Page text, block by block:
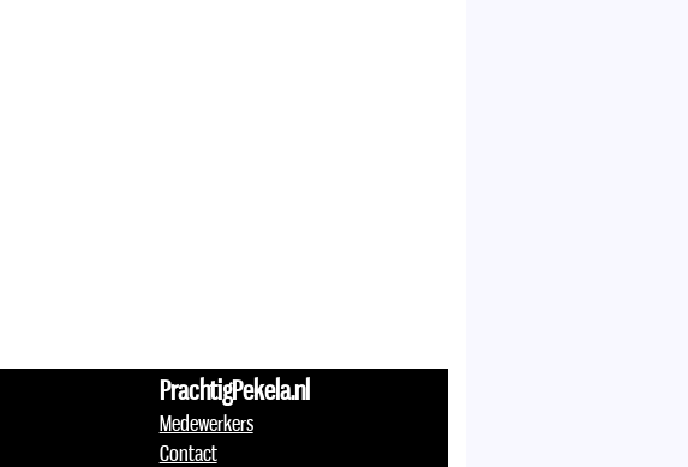
PrachtigPekela.nl
Medewerkers
Contact